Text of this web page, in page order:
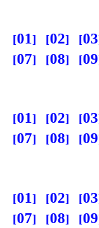
01 02 03
07
08 09
01 02 03
07
08 09
01 02 03
07
08 09